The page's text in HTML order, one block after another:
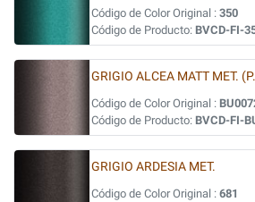
Código de Color Original : 350
Código de Producto: BVCD-FI-
GRIGIO ALCEA MATT MET.
Código de Color Original :
Código de Producto: BVCD-FI-
GRIGIO ARDESIA MET.
Código de Color Original : 681